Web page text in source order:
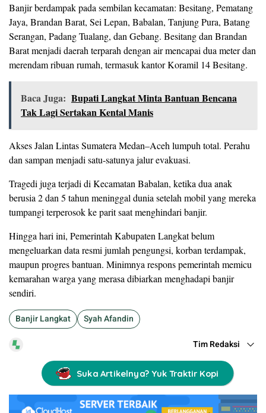
Banjir berdampak pada sembilan kecamatan: Besitang, Pematang
Jaya, Brandan Barat, Sei Lepan, Babalan, Tanjung Pura, Batang
Serangan, Padang Tualang, dan Gebang. Besitang dan Brandan
Barat menjadi daerah terparah dengan air mencapai dua meter dan
merendam ribuan rumah, termasuk kantor Koramil 14 Besitang.
Baca Juga: Bupati Langkat Minta Bantuan Bencana
Tak Lagi Sertakan Kental Manis
Akses Jalan Lintas Sumatera Medan–Aceh lumpuh total. Perahu
dan sampan menjadi satu-satunya jalur evakuasi.
Tragedi juga terjadi di Kecamatan Babalan, ketika dua anak
berusia 2 dan 5 tahun meninggal dunia setelah mobil yang mereka
tumpangi terperosok ke parit saat menghindari banjir.
Hingga hari ini, Pemerintah Kabupaten Langkat belum
mengeluarkan data resmi jumlah pengungsi, korban terdampak,
maupun progres bantuan. Minimnya respons pemerintah memicu
kemarahan warga yang merasa dibiarkan menghadapi banjir
sendiri.
Banjir Langkat Syah Afandin
Tim Redaksi
Suka Artikelnya? Yuk Traktir Kopi